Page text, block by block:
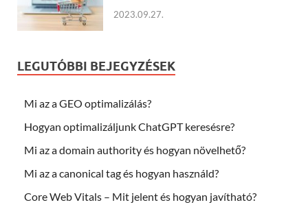
2023.09.27.
LEGUTÓBBI BEJEGYZÉSEK
Mi az a GEO optimalizálás?
Hogyan optimalizáljunk ChatGPT keresésre?
Mi az a domain authority és hogyan növelhető?
Mi az a canonical tag és hogyan használd?
Core Web Vitals – Mit jelent és hogyan javítható?